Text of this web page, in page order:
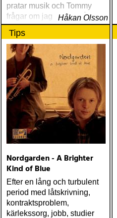
pratar musik och Tommy
frågar om jag spelar något
instrument
Håkan Olsson
Tips
Nordgarden - A Brighter
Kind of Blue
Efter en lång och turbulent
period med låtskrivning,
kontraktsproblem,
kärlekssorg, jobb, studier